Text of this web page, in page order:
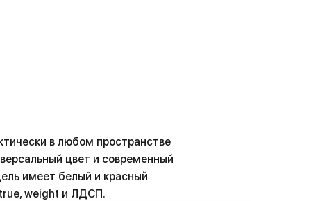
в любом пространстве
цвет и современный
имеет белый и красный
true, weight и ЛДСП.